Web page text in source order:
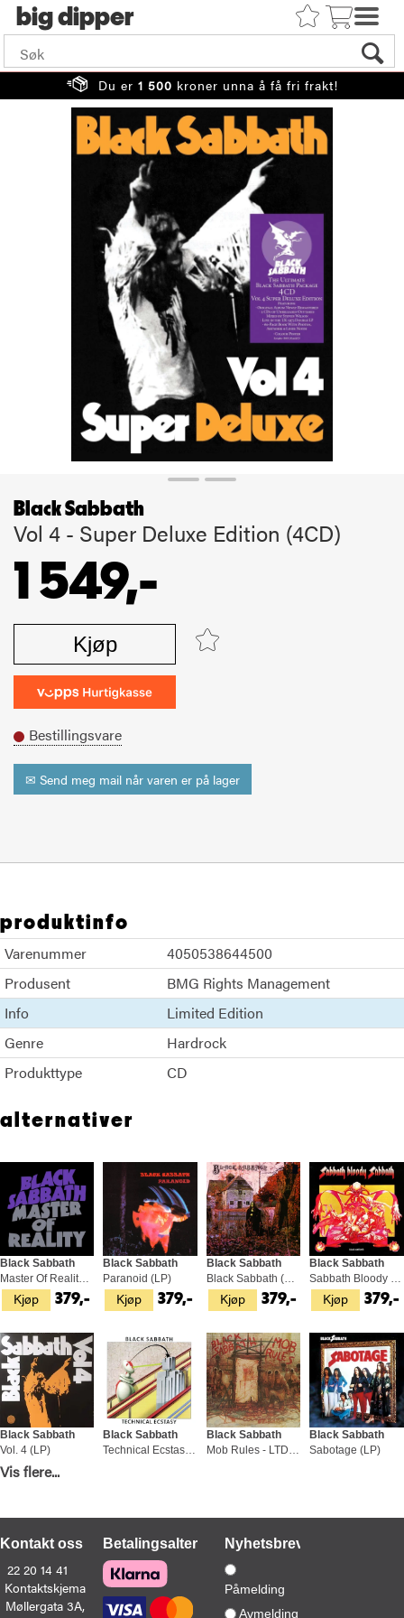
big
Du er 1 500 kroner unna å få fri frakt!
Black Sabbath
Vol 4 - Super Deluxe Edition (4CD)
1 549,-
Kjøp
Bestillingsvare
✉ Send meg mail når varen er på lager
produktinfo
Varenummer
4050538644500
Produsent
BMG Rights Management
Info
Limited Edition
Genre
Hardrock
Produkttype
CD
alternativer
Kjøp
Black Sabbath
Master Of Reality (LP)
379,- Kjøp
Black Sabbath
Paranoid (LP)
379,- Kjøp
Black Sabbath
Black Sabbath (LP)
379,- Kjøp
Black Sabbath
Sabbath Bloody Sabbath (LP)
379,-
Kjøp
Black Sabbath
Vol. 4 (LP)
379,-
Black Sabbath
Black Sabbath
Black Sabbath
Sabotage (LP)
Black Sabbath
Black Sabbath
Black Sabbath
Vis flere...
Kontakt oss
22 20 14 41
Kontaktskjema
Møllergata 3A,
BetalingsalternativerNyhetsbrev
Påmelding
Avmelding